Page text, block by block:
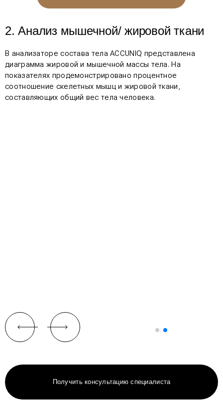
2. Анализ мышечной/ жировой ткани
В анализаторе состава тела ACCUNIQ представлена
диаграмма жировой и мышечной массы тела. На
показателях продемонстрировано процентное
соотношение скелетных мышц и жировой ткани,
составляющих общий вес тела человека.
Получить консультацию специалиста